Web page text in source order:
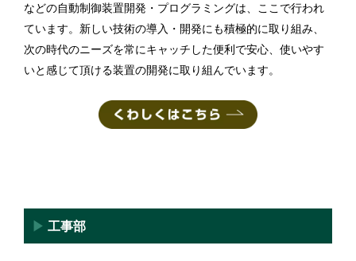
などの自動制御装置開発・プログラミングは、ここで行われ
ています。新しい技術の導入・開発にも積極的に取り組み、
次の時代のニーズを常にキャッチした便利で安心、使いやす
いと感じて頂ける装置の開発に取り組んでいます。
▶ 工事部